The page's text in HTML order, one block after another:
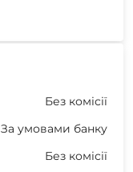
Без комісії
За умовами банку
Без комісії